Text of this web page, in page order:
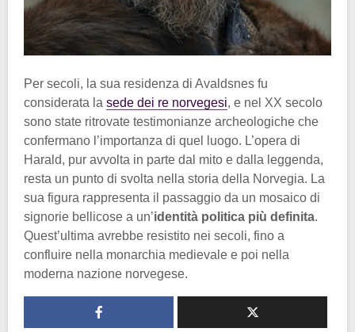
Per secoli, la sua residenza di Avaldsnes fu
considerata la sede dei re norvegesi, e nel XX secolo
sono state ritrovate testimonianze archeologiche che
confermano l’importanza di quel luogo. L’opera di
Harald, pur avvolta in parte dal mito e dalla leggenda,
resta un punto di svolta nella storia della Norvegia. La
sua figura rappresenta il passaggio da un mosaico di
signorie bellicose a un’identità politica più definita.
Quest’ultima avrebbe resistito nei secoli, fino a
confluire nella monarchia medievale e poi nella
moderna nazione norvegese.